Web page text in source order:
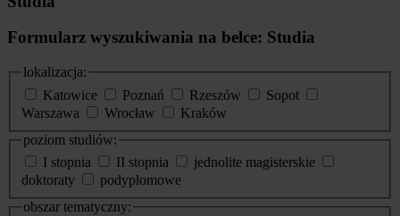
Formularz wyszukiwania na belce: Studia
lokalizacja:
Katowice
Poznań Rzeszów
Sopot
Warszawa
Wrocław
Kraków
poziom studiów:
I stopnia
II stopnia
jednolite magisterskie
doktoraty
podyplomowe
obszar tematyczny: